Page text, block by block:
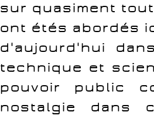
sur quasiment
ont étés abordés
d'aujourd'hui
technique et
pouvoir public
nostalgie dans